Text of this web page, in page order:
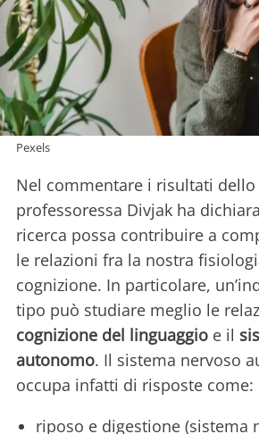
Pexels
Nel commentare i risultati
professoressa Divjak ha
ricerca possa contribuire a
le relazioni fra la nostra
cognizione. In particolare,
tipo può studiare meglio le
cognizione del linguaggio e il
autonomo. Il sistema nervoso
occupa infatti di risposte come:
riposo e digestione (sistema